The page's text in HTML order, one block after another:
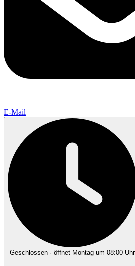
E-Mail
Geschlossen · öffnet Montag um 08:00 Uhr